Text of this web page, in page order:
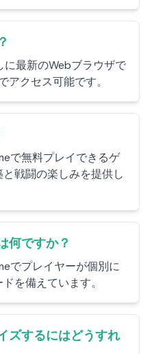
最新のWebブラウザで
クセス可能です。
で無料プレイできるゲ
戦闘の楽しみを提供し
何ですか？
でプレイヤーが個別に
を備えています。
ズするにはどうすれ